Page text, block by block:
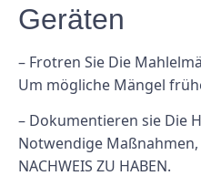
Geräten
– Frotren Sie Die
Um mögliche Mängel
– Dokumentieren sie Die
Notwendige Maßnahmen,
NACHWEIS ZU HABEN.